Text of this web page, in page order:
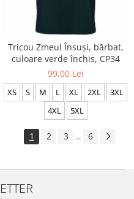
Tricou Zmeul Însuși, bărbat,
culoare verde închis, CP34
99,00 Lei
XS S M L XL 2XL
3XL
4XL
5XL
1 2 3 ... 6